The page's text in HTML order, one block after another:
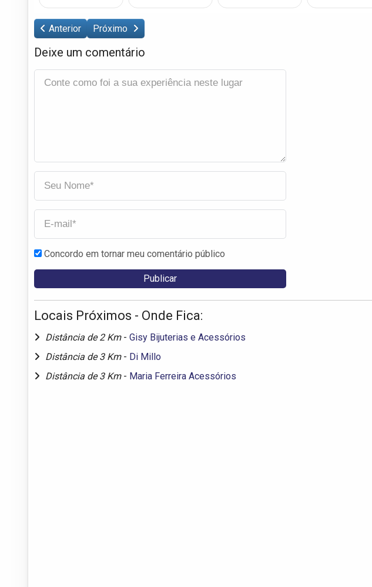
Anterior Próximo
Deixe um comentário
Concordo em tornar meu comentário público
Locais Próximos - Onde Fica:
Distância de 2 Km - Gisy Bijuterias e Acessórios
Distância de 3 Km - Di Millo
Distância de 3 Km - Maria Ferreira Acessórios